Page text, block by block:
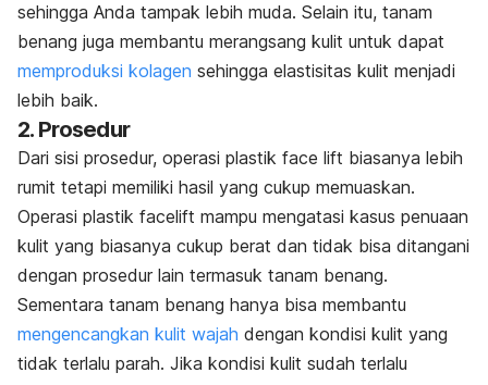
sehingga Anda tampak lebih muda. Selain itu, tanam
benang juga membantu merangsang kulit untuk dapat
memproduksi kolagen sehingga elastisitas kulit menjadi
lebih baik.
2. Prosedur
Dari sisi prosedur, operasi plastik face lift biasanya lebih
rumit tetapi memiliki hasil yang cukup memuaskan.
Operasi plastik facelift mampu mengatasi kasus penuaan
kulit yang biasanya cukup berat dan tidak bisa ditangani
dengan prosedur lain termasuk tanam benang.
Sementara tanam benang hanya bisa membantu
mengencangkan kulit wajah dengan kondisi kulit yang
tidak terlalu parah. Jika kondisi kulit sudah terlalu